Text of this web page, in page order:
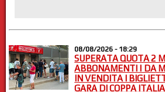
08/08/2026 - 18:29
SUPERATA QUOTA 2
ABBONAMENTI | DA
IN VENDITA I
GARA DI COPPA ITALIA